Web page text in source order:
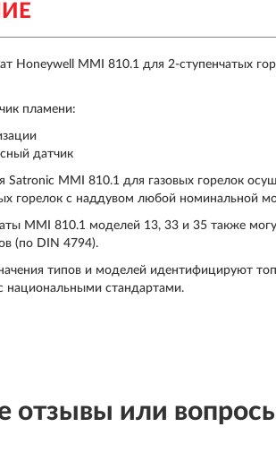
Honeywell MMI 810.1 для 2-ступенчатых
пламени:
датчик
Satronic MMI 810.1 для газовых горелок
горелок с наддувом любой номинальной
MMI 810.1 моделей 13, 33 и 35 также
(по DIN 4794).
типов и моделей идентифицируют
национальными стандартами.
отзывы или